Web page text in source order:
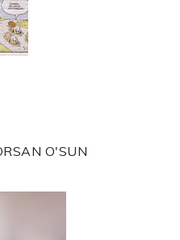
O'SUN